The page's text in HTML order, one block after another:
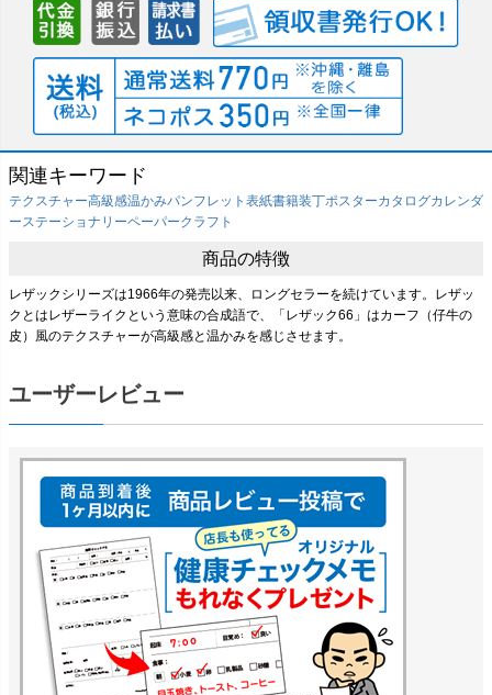
関連キーワード
テクスチャー高級感温かみパンフレット表紙書籍装丁ポスターカタログカレンダ
ーステーショナリーペーパークラフト
商品の特徴
レザックシリーズは1966年の発売以来、ロングセラーを続けています。レザッ
クとはレザーライクという意味の合成語で、「レザック66」はカーフ（仔牛の
皮）風のテクスチャーが高級感と温かみを感じさせます。
ユーザーレビュー